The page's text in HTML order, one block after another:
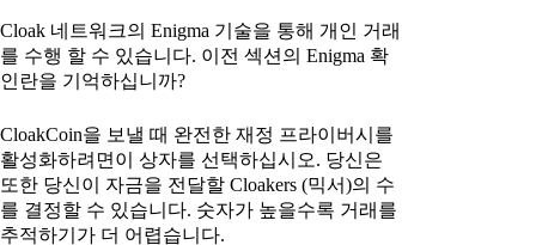
Cloak 네트워크의 Enigma 기술을 통해 개인 거래
를 수행 할 수 있습니다. 이전 섹션의 Enigma 확
인란을 기억하십니까?
CloakCoin을 보낼 때 완전한 재정 프라이버시를
활성화하려면이 상자를 선택하십시오. 당신은
또한 당신이 자금을 전달할 Cloakers (믹서)의 수
를 결정할 수 있습니다. 숫자가 높을수록 거래를
추적하기가 더 어렵습니다.